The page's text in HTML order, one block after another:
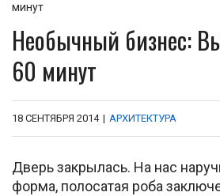
минут
Необычный бизнес:
60 минут
18 СЕНТЯБРЯ 2014 | АРХИТЕКТУРА
Дверь закрылась. На нас
форма, полосатая роба